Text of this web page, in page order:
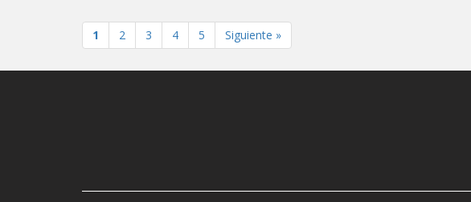
1 2 3 4 5 Siguiente »